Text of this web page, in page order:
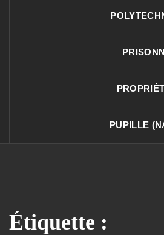
PUPILLE
Étiquette :